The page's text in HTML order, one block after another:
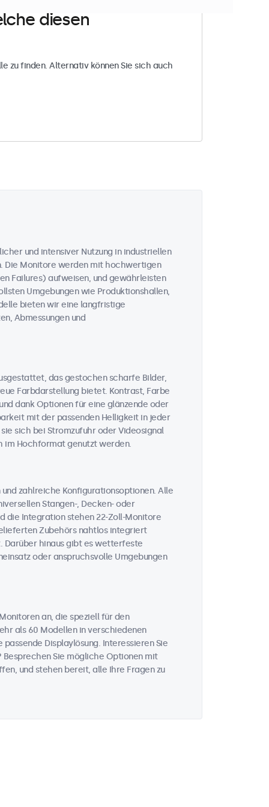
diesen
zu finden. Alternativ können Sie sich auch
und intensiver Nutzung in industriellen
Die Monitore werden mit hochwertigen
Failures) aufweisen, und gewährleisten
Umgebungen wie Produktionshallen,
bieten wir eine langfristige
Abmessungen und
das gestochen scharfe Bilder,
Farbdarstellung bietet. Kontrast, Farbe
dank Optionen für eine glänzende oder
mit der passenden Helligkeit in jeder
sich bei Stromzufuhr oder Videosignal
im Hochformat genutzt werden.
zahlreiche Konfigurationsoptionen. Alle
Stangen-, Decken- oder
die Integration stehen 22-Zoll-Monitore
Zubehörs nahtlos integriert
Darüber hinaus gibt es wetterfeste
oder anspruchsvolle Umgebungen
an, die speziell für den
als 60 Modellen in verschiedenen
Displaylösung. Interessieren Sie
Sie mögliche Optionen mit
und stehen bereit, alle Ihre Fragen zu